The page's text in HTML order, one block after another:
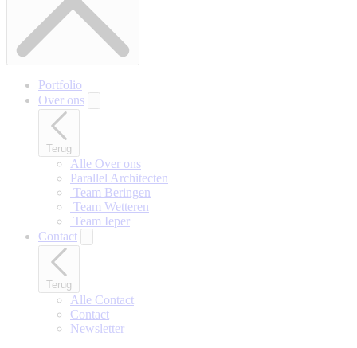
Portfolio
Over ons
Terug
Alle Over ons
Parallel Architecten
‎ Team Beringen
‎ Team Wetteren
‎ Team Ieper
Contact
Terug
Alle Contact
Contact
Newsletter